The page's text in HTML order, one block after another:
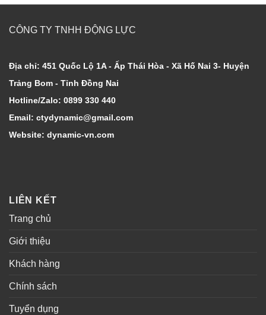
CÔNG TY TNHH ĐỘNG LỰC
Địa chỉ: 451 Quốc Lộ 1A - Ấp Thái Hòa - Xã Hố Nai 3- Huyện
Trảng Bom - Tỉnh Đồng Nai
Hotline/Zalo: 0899 330 440
Email: ctydynamic@gmail.com
Website: dynamic-vn.com
LIÊN KẾT
Trang chủ
Giới thiệu
Khách hàng
Chính sách
Tuyển dụng